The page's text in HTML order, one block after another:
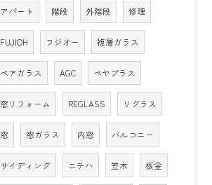
アパート 階段 外階段 修理
FUJIOH フジオー 複層ガラス
ペアガラス AGC ペヤプラス
窓リフォーム REGLASS リグラス
窓 窓ガラス 内窓 バルコニー
サイディング ニチハ 笠木 板金